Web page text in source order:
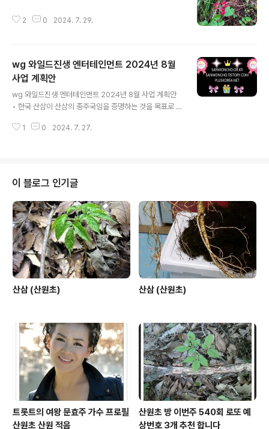
2 0 2024. 7. 29.
wg 와일드진생 엔터테인먼트 2024년 8월
사업 계획안
wg 와일드진생 엔터테인먼트 2024년 8월 사업 계획안
◦ 한국 산삼이 산삼의 종주국임을 증명하는 것을 목표로 한
하여 산삼 의 표준을 제정한다. ◦ 한국 산하에 산삼 자
◦ 특성화 사업 추진 - 와일드진생 유지 자원 건전화
사업 - 전국 체인점 활성화 사업 - 산삼 자료 문서화
사업 - 산삼 투명거래 정착화 사업 - 상표등록에 대
한 산원초 관련 활성화 사업 - 산삼문화 알리기 및 산삼
축제 행사 사업 - ..
1 0 2024. 7. 27.
이 블로그 인기글
산삼 (산원초) 산삼 (산원초)
트롯트의 여왕 문효주 가수 프로필
산원초 산원 적음
산원초 방 이번주 540회 로또 예
상번호 3개 추천 합니다